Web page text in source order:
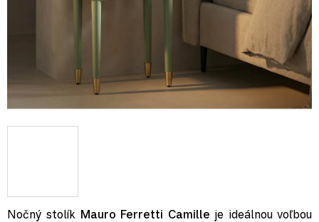
Nočný stolík Mauro Ferretti Camille je ideálnou voľbou